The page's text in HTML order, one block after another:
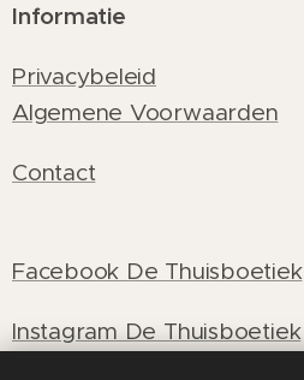
Informatie
Privacybeleid
Algemene Voorwaarden
Contact
Facebook De Thuisboetiek
Instagram De Thuisboetiek